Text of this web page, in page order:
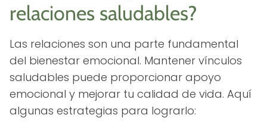
relaciones saludables?
Las relaciones son una parte fundamental
del bienestar emocional. Mantener vínculos
saludables puede proporcionar apoyo
emocional y mejorar tu calidad de vida. Aquí
algunas estrategias para lograrlo: